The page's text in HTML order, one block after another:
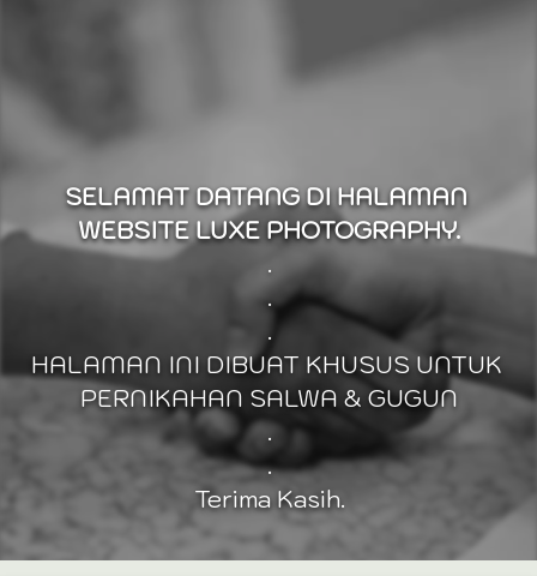
SELAMAT DATANG DI HALAMAN
WEBSITE LUXE PHOTOGRAPHY.
.
.
.
HALAMAN INI DIBUAT KHUSUS UNTUK
PERNIKAHAN SALWA & GUGUN
.
.
Terima Kasih.